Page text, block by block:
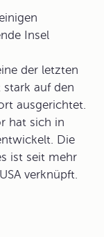
Insel
der letzten
auf den
ausgerichtet.
hat sich in
Die
ist seit mehr
verknüpft.